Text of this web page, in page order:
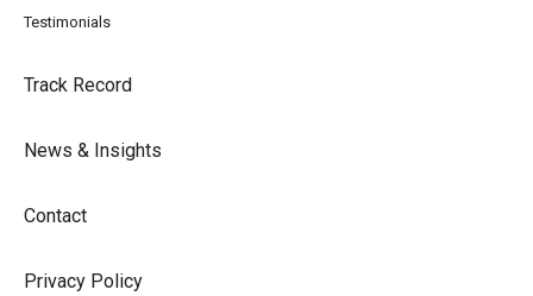
Testimonials
Track Record
News & Insights
Contact
Privacy Policy